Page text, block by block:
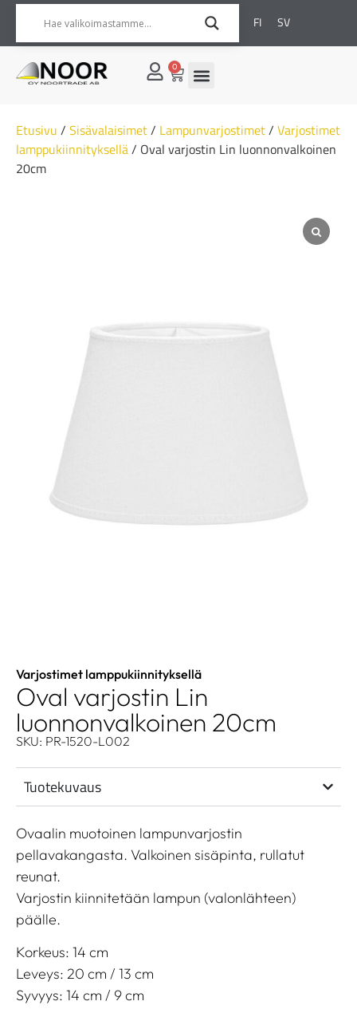
FI SV
0
Etusivu / Sisävalaisimet/ Lampunvarjostimet/ Varjostimet
lamppukiinnityksellä/ Oval varjostin Lin luonnonvalkoinen
20cm
Varjostimet lamppukiinnityksellä
Oval varjostin Lin
luonnonvalkoinen 20cm
SKU: PR-1520-L002
Tuotekuvaus
Ovaalin muotoinen lampunvarjostin
pellavakangasta. Valkoinen sisäpinta, rullatut
reunat.
Varjostin kiinnitetään lampun (valonlähteen)
päälle.
Korkeus: 14 cm
Leveys: 20 cm / 13 cm
Syvyys: 14 cm / 9 cm